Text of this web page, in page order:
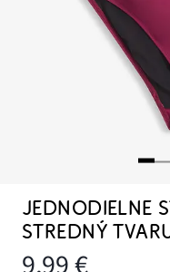
JEDNODIELNE
STREDNÝ